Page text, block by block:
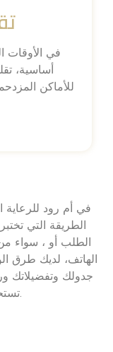
في الأوقات
أساسية،
للأماكن
في أم رود
الطريقة التي
الطلب أو ، سواء
الهاتف، لديك طرق
جدولك وتفضيلاتك
تستحق الأفضل، وفقًا لرغبتك.